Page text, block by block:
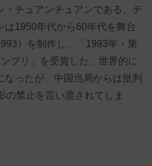
・チュアンチュアンである。テ
は1950年代から60年代を舞台
）を制作し、「1993年・第
プリ」を受賞した。世界的に
ったが、中国当局からは批判
の禁止を言い渡されてしま